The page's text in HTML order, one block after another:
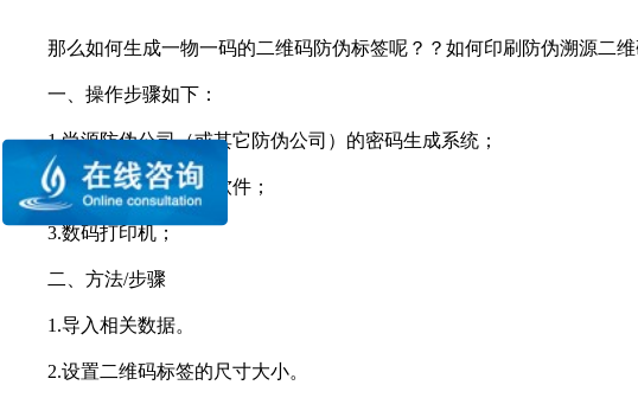
那么如何生成一物一码的二维码防伪标签呢？？如何印刷防伪溯源二维
一、操作步骤如下：
1.尚源防伪公司（或其它防伪公司）的密码生成系统；
2.条码标签批量打印软件；
3.数码打印机；
二、方法/步骤
1.导入相关数据。
2.设置二维码标签的尺寸大小。